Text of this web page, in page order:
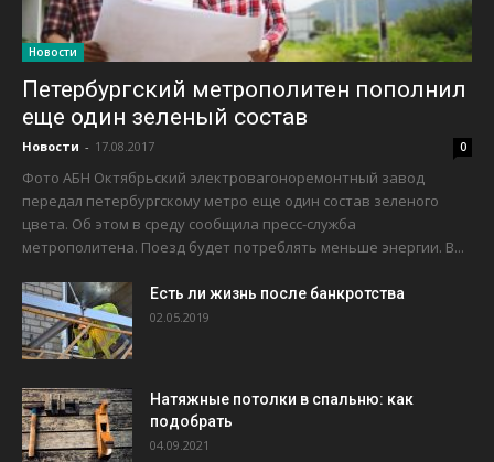
Новости
Петербургский метрополитен пополнил
еще один зеленый состав
Новости - 17.08.2017 0
Фото АБН Октябрьский электровагоноремонтный завод
передал петербургскому метро еще один состав зеленого
цвета. Об этом в среду сообщила пресс-служба
метрополитена. Поезд будет потреблять меньше энергии. В...
Есть ли жизнь после банкротства
02.05.2019
Натяжные потолки в спальню: как
подобрать
04.09.2021